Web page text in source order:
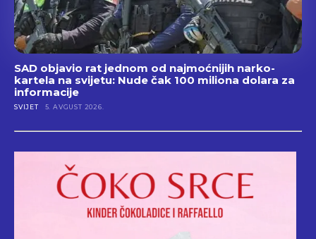
SAD objavio rat jednom od najmoćnijih narko-
kartela na svijetu: Nude čak 100 miliona dolara za
informacije
SVIJET 5. AVGUST 2026.